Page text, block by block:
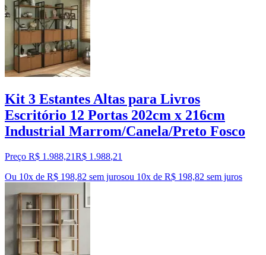
Kit 3 Estantes Altas para Livros
Escritório 12 Portas 202cm x 216cm
Industrial Marrom/Canela/Preto Fosco
Preço R$ 1.988,21R$ 1.988,21
Ou 10x de R$ 198,82 sem jurosou 10x de R$ 198,82 sem juros